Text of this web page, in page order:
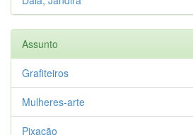
Assunto
Grafiteiros
Mulheres-arte
Pixação